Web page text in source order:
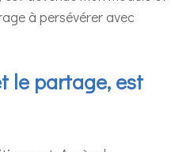
à persévérer avec
le partage, est